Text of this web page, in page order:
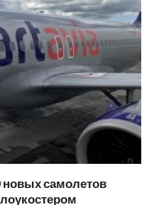
новых самолетов